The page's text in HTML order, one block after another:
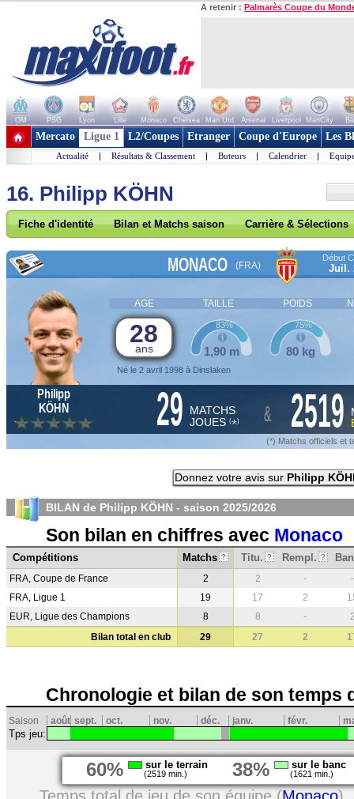
A retenir : Palmarès Coupe du
OM PSG Lyon Lille Monaco Chelsea Man Utd Arsenal Liverpool ManCity
+ de clubs
Mercato Ligue 1 L2/Coupes Etranger Coupe d'Europe Les
Actualité | Résultats & Classement | Buteurs | Calendrier |
16. Philipp KÖHN
Fiche d'identité Bilan et Matchs saison Carrière & Sélections
MONACO (FRA)
Début
Juil.
AGE TAILLE POIDS
28
ans
Né le 2 avril 1998 à Dinslaken
1,90 m
83%
80 kg
75%
Philipp
KÖHN
29 MATCHS
JOUES (*) & 2519
(*) Matchs officiels et
Donnez votre avis sur Philipp
BILAN de Philipp KÖHN - saison 2025/2026
Son bilan en chiffres avec Monaco
Compétitions Matchs ? Titu. ? Rempl. ?
FRA, Coupe de France 2 2 -
-
FRA, Ligue 1
19 17 2
EUR, Ligue des Champions
8 8 -
Bilan total en club
29 27 2
Chronologie et bilan de son temps
Saison août sept. oct. nov. déc. janv. févr.
Tps jeu:
60% sur le terrain
(2519 min.) 38% sur le banc
(1621 min.)